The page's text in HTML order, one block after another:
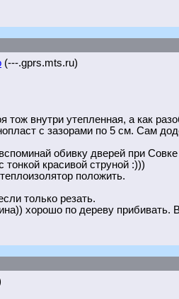
(---.gprs.mts.ru)
тож внутри утепленная, а как
с зазорами по 5 см. Сам
обивку дверей при
красивой струной :)))
положить.
только резать.
хорошо по дереву